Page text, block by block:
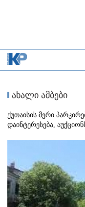
ახალი ამბები
ქუთაისის მერი
დაინტერესება,